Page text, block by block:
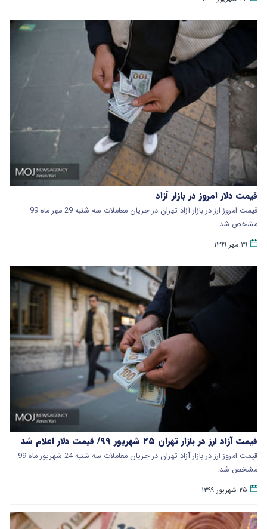
قیمت دلار امروز در بازار آزاد
قیمت امروز ارز در بازار آزاد تهران در جریان معاملات سه شنبه 29 مهر ماه 99
مشخص شد.
۲۹ مهر ۱۳۹۹
قیمت آزاد ارز در بازار تهران ۲۵ شهریور ۹۹/ قیمت دلار اعلام شد
قیمت امروز ارز در بازار آزاد تهران در جریان معاملات سه شنبه 24 شهریور ماه 99
مشخص شد.
۲۵ شهریور ۱۳۹۹